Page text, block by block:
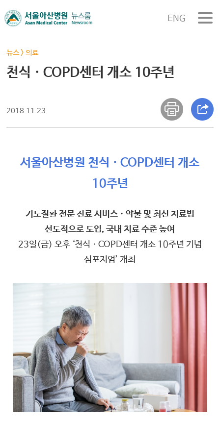
ENG
뉴스 >의료
천식ㆍCOPD센터 개소 10주년
2018.11.23
서울아산병원 천식ㆍCOPD센터 개소
10주년
기도질환 전문 진료 서비스ㆍ약물 및 최신 치료법
선도적으로 도입, 국내 치료 수준 높여
23일(금) 오후 ‘천식ㆍCOPD센터 개소 10주년 기념
심포지엄’ 개최